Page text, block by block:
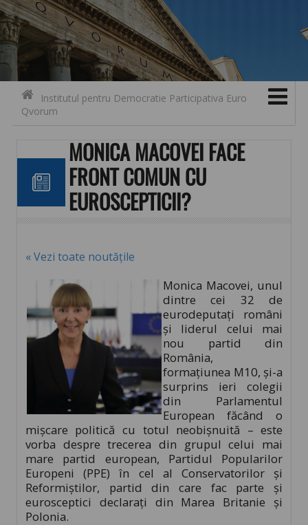
Contact
Skip to content
Institutul pentru Democratie Participativa Euro
Qvorum
MONICA MACOVEI FACE
FRONT COMUN CU
EUROSCEPTICII?
« Vezi toate noutățile
Monica Macovei, unul
dintre cei 32 de
eurodeputați români
și liderul celui mai
nou partid din
România,
formațiunea M10, și-a
surprins ieri colegii
din Parlamentul
European făcând o
mișcare politică cu totul neobișnuită – este
vorba despre trecerea din grupul celui mai
mare partid european, Partidul Popularilor
Europeni (PPE) în cel al Conservatorilor și
Reformiștilor, partid din care fac parte și
eurosceptici declarați din Marea Britanie și
Polonia.